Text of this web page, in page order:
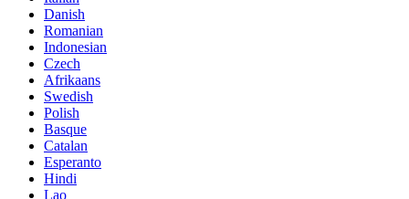
Danish
Romanian
Indonesian
Czech
Afrikaans
Swedish
Polish
Basque
Catalan
Esperanto
Hindi
Lao